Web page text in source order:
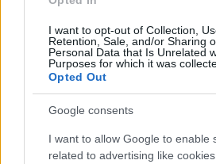
I want to opt-out of Collection,
Retention, Sale, and/or Sharing
Personal Data that Is Unrelated
Purposes for which it was
Opted Out
Google consents
I want to allow Google to enable
related to advertising like
Giovannimaria Cabras